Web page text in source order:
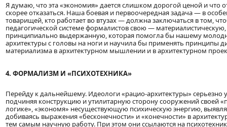
Я думаю, что эта «экономия» дается слишком дорогой ценой и что
скорее отказаться. Наша боевая и первоочередная задача — в
товарищей, кто работает во втузах — должна заключаться в том,
педагогической системе формалистов свою —
принципиально выдержанную, которая помогла бы нашему
архитектуры с головы на ноги и научила бы применять принципы
материализма в архитектурном мышлении и в архитектурном
4. ФОРМАЛИЗМ И «ПСИХОТЕХНИКА»
Перейду к дальнейшему. Идеологи «рацио-архитектуры» серьезно
подчиняя конструкцию и утилитарную сторону сооружений своей
логике», «экономя» несуществующую психическую энергию,
добиваясь выражения «бесконечности» и «конечности» в
тем самым научную работу. При этом они ссылаются на